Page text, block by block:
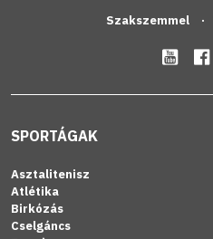
Szakszemmel
SPORTÁGAK
Asztalitenisz
Atlétika
Birkózás
Cselgáncs